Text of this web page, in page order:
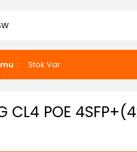
Stok Var
CL4 POE